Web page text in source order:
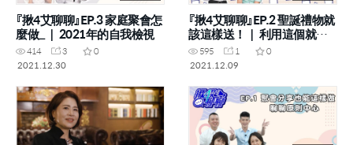
『揪4艾聊聊』EP.3 家庭聚會怎
麼做_｜ 2021年的自我檢視
414 3
0
2021.12.30
『揪4艾聊聊』EP.2 聖誕禮物就
該這樣送！｜ 利用這個就能
達成夢想_!
595 1
0
2021.12.09